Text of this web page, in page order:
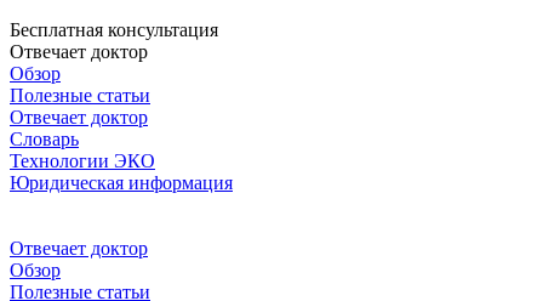
Бесплатная консультация
Отвечает доктор
Обзор
Полезные статьи
Отвечает доктор
Словарь
Технологии ЭКО
Юридическая информация
Отвечает доктор
Обзор
Полезные статьи